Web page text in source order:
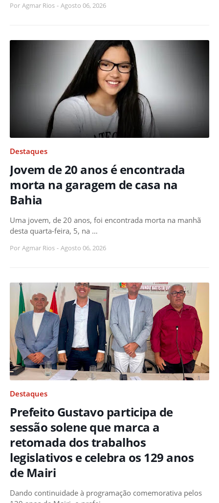
Por Agmar Rios - Agosto 06, 2026
Destaques
Jovem de 20 anos é encontrada
morta na garagem de casa na
Bahia
Uma jovem, de 20 anos, foi encontrada morta na manhã
desta quarta-feira, 5, na …
Por Agmar Rios - Agosto 06, 2026
Destaques
Prefeito Gustavo participa de
sessão solene que marca a
retomada dos trabalhos
legislativos e celebra os 129 anos
de Mairi
Dando continuidade à programação comemorativa pelos